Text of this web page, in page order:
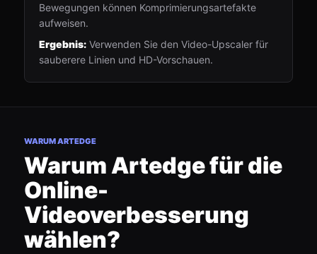
Bewegungen können Komprimierungsartefakte
aufweisen.
Ergebnis: Verwenden Sie den Video-Upscaler für
sauberere Linien und HD-Vorschauen.
WARUM ARTEDGE
Warum Artedge für die
Online-
Videoverbesserung
wählen?